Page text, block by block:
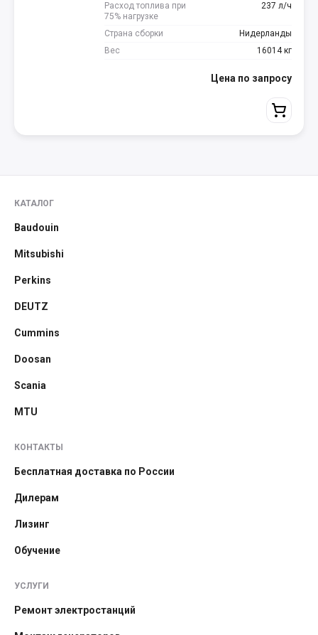
Расход топлива при
75% нагрузке
237 л/ч
Страна сборки
Нидерланды
Вес
16014 кг
Цена по запросу
КАТАЛОГ
Baudouin
Mitsubishi
Perkins
DEUTZ
Cummins
Doosan
Scania
MTU
КОНТАКТЫ
Бесплатная доставка по России
Дилерам
Лизинг
Обучение
УСЛУГИ
Ремонт электростанций